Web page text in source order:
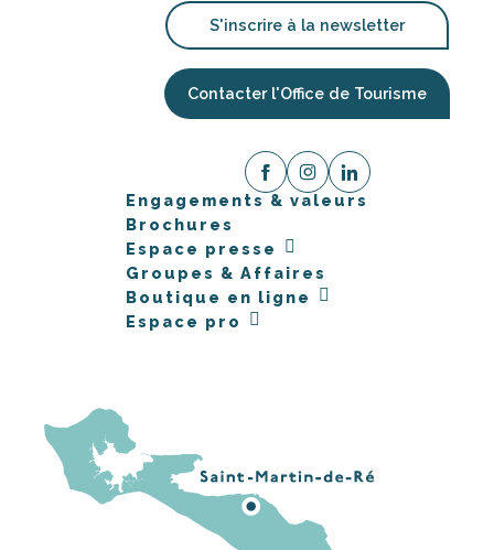
S'inscrire à la newsletter
Contacter l'Office de Tourisme
Engagements & valeurs
Brochures
Espace presse
Groupes & Affaires
Boutique en ligne
Espace pro